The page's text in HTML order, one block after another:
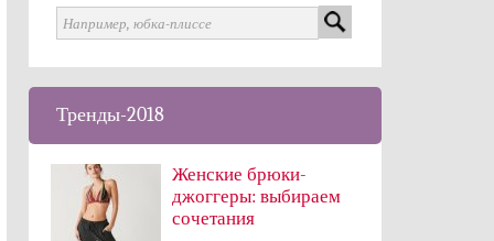
Тренды-2018
Женские брюки-
джоггеры: выбираем
сочетания